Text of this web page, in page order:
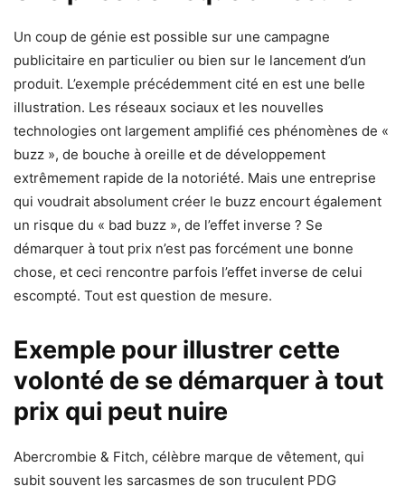
Un coup de génie est possible sur une campagne
publicitaire en particulier ou bien sur le lancement d’un
produit. L’exemple précédemment cité en est une belle
illustration. Les réseaux sociaux et les nouvelles
technologies ont largement amplifié ces phénomènes de «
buzz », de bouche à oreille et de développement
extrêmement rapide de la notoriété. Mais une entreprise
qui voudrait absolument créer le buzz encourt également
un risque du « bad buzz », de l’effet inverse ? Se
démarquer à tout prix n’est pas forcément une bonne
chose, et ceci rencontre parfois l’effet inverse de celui
escompté. Tout est question de mesure.
Exemple pour illustrer cette
volonté de se démarquer à tout
prix qui peut nuire
Abercrombie & Fitch, célèbre marque de vêtement, qui
subit souvent les sarcasmes de son truculent PDG